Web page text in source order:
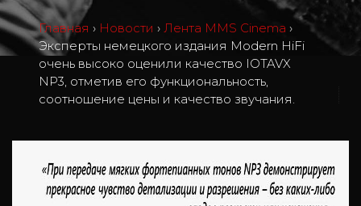
Главная › Новости › Лента MMS Cinema ›
Эксперты немецкого издания Modern HiFi
очень высоко оценили качество IOTAVX
NP3, отметив его функциональность,
соотношение цены и качество звучания.